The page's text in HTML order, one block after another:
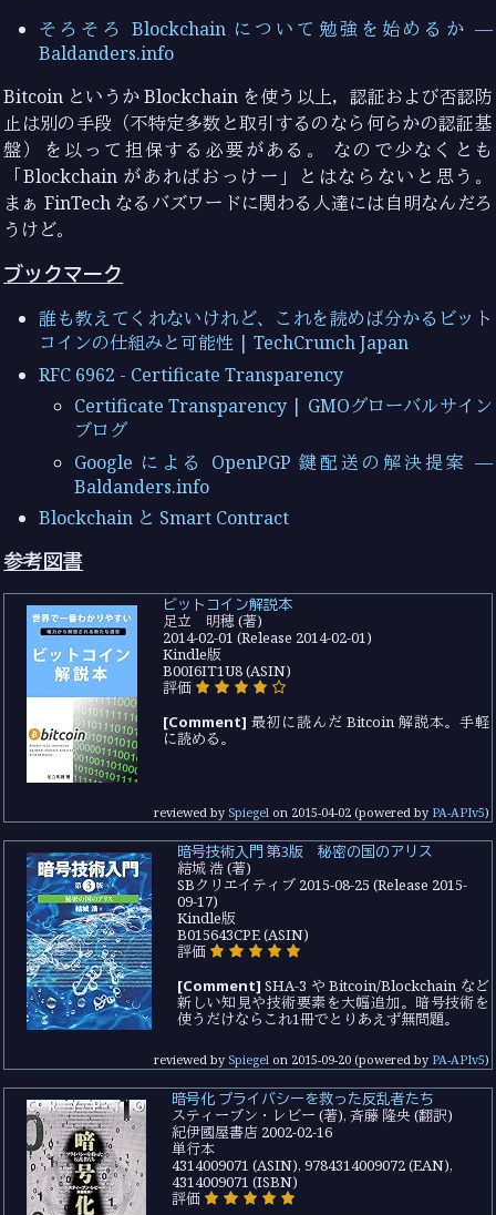
そろそろ Blockchain について勉強を始めるか —
Baldanders.info
Bitcoin というか Blockchain を使う以上，認証および否認防
止は別の手段（不特定多数と取引するのなら何らかの認証基
盤）を以って担保する必要がある。 なので少なくとも
「Blockchain があればおっけー」とはならないと思う。
まぁ FinTech なるバズワードに関わる人達には自明なんだろ
うけど。
ブックマーク
誰も教えてくれないけれど、これを読めば分かるビット
コインの仕組みと可能性 | TechCrunch Japan
RFC 6962 - Certificate Transparency
Certificate Transparency | GMOグローバルサイン
ブログ
Google による OpenPGP 鍵配送の解決提案 —
Baldanders.info
Blockchain と Smart Contract
参考図書
ビットコイン解説本
足立 明穂 (著)
2014-02-01 (Release 2014-02-01)
Kindle版
B00I6IT1U8 (ASIN)
評価
[Comment] 最初に読んだ Bitcoin 解説本。手軽
に読める。
reviewed by Spiegelon 2015-04-02(powered by PA-APIv5)
暗号技術入門 第3版 秘密の国のアリス
結城 浩 (著)
SBクリエイティブ 2015-08-25 (Release 2015-
09-17)
Kindle版
B015643CPE (ASIN)
評価
[Comment] SHA-3 や Bitcoin/Blockchain など
新しい知見や技術要素を大幅追加。暗号技術を
使うだけならこれ1冊でとりあえず無問題。
reviewed by Spiegelon 2015-09-20(powered by PA-APIv5)
暗号化 プライバシーを救った反乱者たち
スティーブン・レビー (著), 斉藤 隆央 (翻訳)
紀伊國屋書店 2002-02-16
単行本
4314009071 (ASIN), 9784314009072 (EAN),
4314009071 (ISBN)
評価